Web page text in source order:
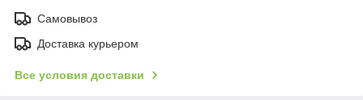
Самовывоз
Доставка курьером
Все условия доставки